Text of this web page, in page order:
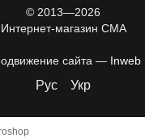
© 2013—2026
Интернет-магазин CMA
сайта — Inweb
Рус Укр